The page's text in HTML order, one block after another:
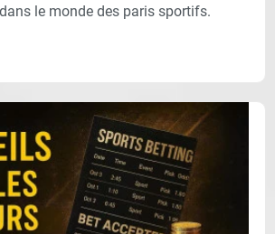
le monde des paris sportifs.